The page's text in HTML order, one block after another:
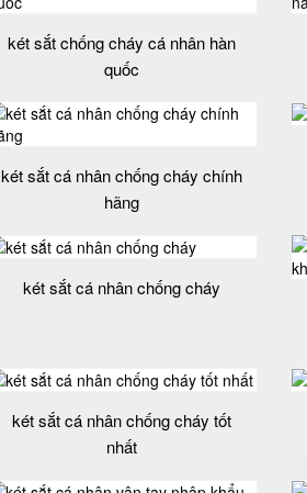
két sắt chống cháy cá nhân hàn
quốc
két sắt cá nhân chống cháy chính
hãng
két sắt cá nhân chống cháy
két sắt cá nhân chống cháy tốt
nhất